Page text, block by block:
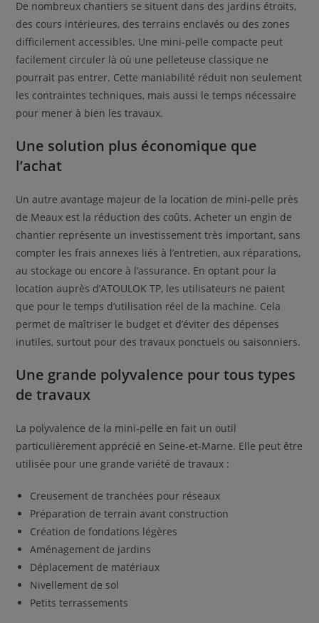
De nombreux chantiers se situent dans des jardins étroits,
des cours intérieures, des terrains enclavés ou des zones
difficilement accessibles. Une mini-pelle compacte peut
facilement circuler là où une pelleteuse classique ne
pourrait pas entrer. Cette maniabilité réduit non seulement
les contraintes techniques, mais aussi le temps nécessaire
pour mener à bien les travaux.
Une solution plus économique que
l’achat
Un autre avantage majeur de la location de mini-pelle près
de Meaux est la réduction des coûts. Acheter un engin de
chantier représente un investissement très important, sans
compter les frais annexes liés à l’entretien, aux réparations,
au stockage ou encore à l’assurance. En optant pour la
location auprès d’ATOULOK TP, les utilisateurs ne paient
que pour le temps d’utilisation réel de la machine. Cela
permet de maîtriser le budget et d’éviter des dépenses
inutiles, surtout pour des travaux ponctuels ou saisonniers.
Une grande polyvalence pour tous types
de travaux
La polyvalence de la mini-pelle en fait un outil
particulièrement apprécié en Seine-et-Marne. Elle peut être
utilisée pour une grande variété de travaux :
Creusement de tranchées pour réseaux
Préparation de terrain avant construction
Création de fondations légères
Aménagement de jardins
Déplacement de matériaux
Nivellement de sol
Petits terrassements